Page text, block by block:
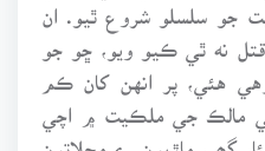
جو سلسلو شروع ٿيو. ان
نه ٿي ڪيو ويو، ڇو جو
هئي، پر انهن کان ڪم
مالڪ جي ملڪيت ۾ اچي
گھر، ماڙيون ۽ محلاتون